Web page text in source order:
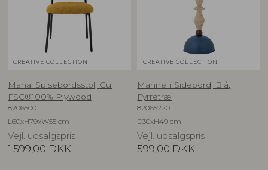
CREATIVE COLLECTION
Manal Spisebordsstol, Gul,
FSC®100% Plywood
82065001
L60xH79xW55 cm
Vejl. udsalgspris
1.599,00 DKK
CREATIVE COLLECTION
Mannelli Sidebord, Blå,
Fyrretræ
82065220
D30xH49 cm
Vejl. udsalgspris
599,00 DKK